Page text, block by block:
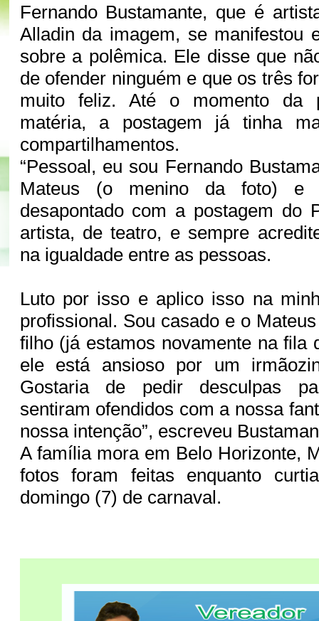
Fernando Bustamante, que é
Alladin da imagem, se manifestou
sobre a polêmica. Ele disse que
de ofender ninguém e que os três
muito feliz. Até o momento da
matéria, a postagem já tinha
compartilhamentos.
“Pessoal, eu sou Fernando
Mateus (o menino da foto) e
desapontado com a postagem do
artista, de teatro, e sempre
na igualdade entre as pessoas.
Luto por isso e aplico isso na
profissional. Sou casado e o
filho (já estamos novamente na fila
ele está ansioso por um
Gostaria de pedir desculpas
sentiram ofendidos com a nossa
nossa intenção”, escreveu
A família mora em Belo Horizonte,
fotos foram feitas enquanto
domingo (7) de carnaval.